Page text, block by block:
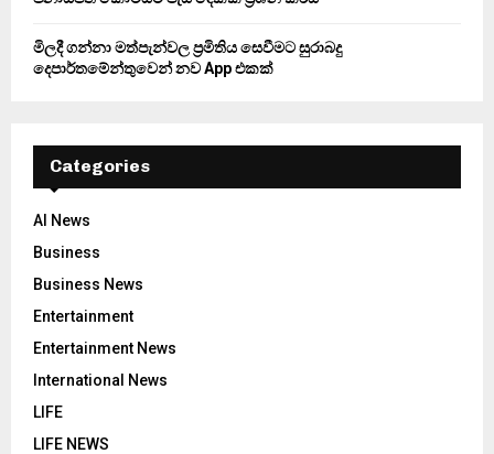
මිලදී ගන්නා මත්පැන්වල ප්‍රමිතිය සෙවීමට සුරාබදු
දෙපාර්තමේන්තුවෙන් නව App එකක්
Categories
AI News
Business
Business News
Entertainment
Entertainment News
International News
LIFE
LIFE NEWS